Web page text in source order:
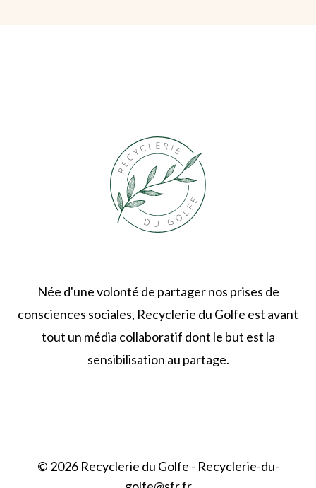
Née d'une volonté de partager nos prises de
consciences sociales, Recyclerie du Golfe est avant
tout un média collaboratif dont le but est la
sensibilisation au partage.
© 2026 Recyclerie du Golfe - Recyclerie-du-